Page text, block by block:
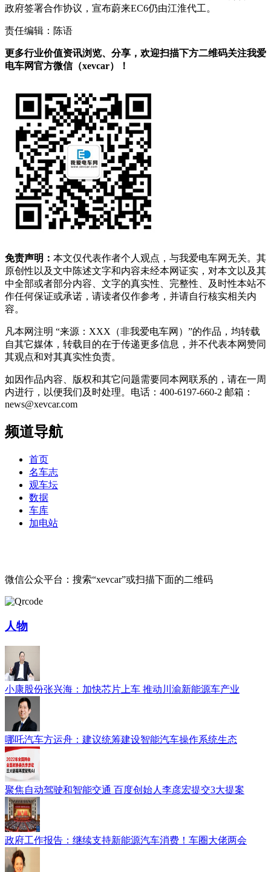
政府签署合作协议，宣布蔚来EC6仍由江淮代工。
责任编辑：陈语
更多行业价值资讯浏览、分享，欢迎扫描下方二维码关注我爱
电车网官方微信（xevcar）！
免责声明： 本文仅代表作者个人观点，与我爱电车网无关。其
原创性以及文中陈述文字和内容未经本网证实，对本文以及其
中全部或者部分内容、文字的真实性、完整性、及时性本站不
作任何保证或承诺，请读者仅作参考，并请自行核实相关内
容。
凡本网注明 “来源：XXX（非我爱电车网）”的作品，均转载
自其它媒体，转载目的在于传递更多信息，并不代表本网赞同
其观点和对其真实性负责。
如因作品内容、版权和其它问题需要同本网联系的，请在一周
内进行，以便我们及时处理。电话：400-6197-660-2 邮箱：
news@xevcar.com
频道导航
首页
名车志
观车坛
数据
车库
加电站
微信公众平台：搜索“xevcar”或扫描下面的二维码
人物
小康股份张兴海：加快芯片上车 推动川渝新能源车产业
哪吒汽车方运舟：建议统筹建设智能汽车操作系统生态
聚焦自动驾驶和智能交通 百度创始人李彦宏提交3大提案
政府工作报告：继续支持新能源汽车消费！车圈大佬两会